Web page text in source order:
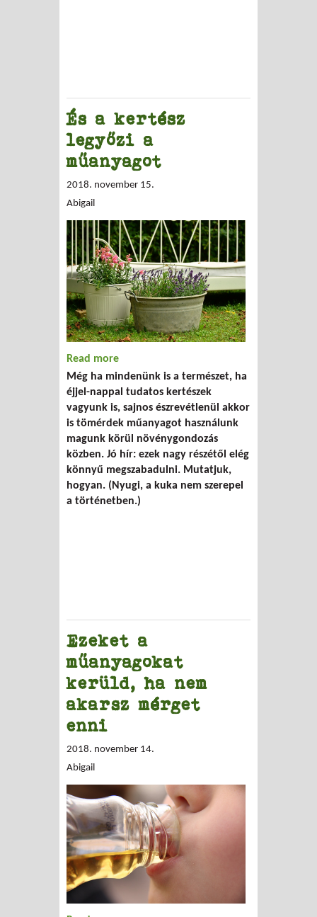
És a kertész
legyőzi a
műanyagot
2018. november 15.
Abigail
Read more
Még ha mindenünk is a természet, ha
éjjel-nappal tudatos kertészek
vagyunk is, sajnos észrevétlenül akkor
is tömérdek műanyagot használunk
magunk körül növénygondozás
közben. Jó hír: ezek nagy részétől elég
könnyű megszabadulni. Mutatjuk,
hogyan. (Nyugi, a kuka nem szerepel
a történetben.)
Ezeket a
műanyagokat
kerüld, ha nem
akarsz mérget
enni
2018. november 14.
Abigail